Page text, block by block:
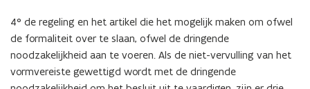
4° de regeling en het artikel die het mogelijk maken om ofwel
de formaliteit over te slaan, ofwel de dringende
noodzakelijkheid aan te voeren. Als de niet-vervulling van het
vormvereiste gewettigd wordt met de dringende